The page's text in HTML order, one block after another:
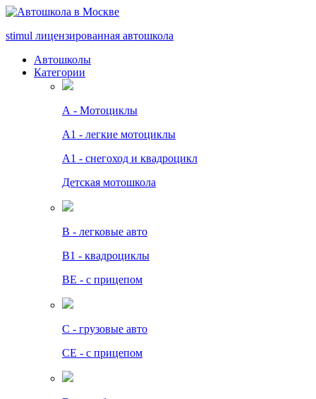
stimul лицензированная автошкола
Автошколы
Категории
А - Мотоциклы
A1 - легкие мотоциклы
A1 - снегоход и квадроцикл
Детская мотошкола
B - легковые авто
В1 - квадроциклы
BE - с прицепом
C - грузовые авто
СЕ - с прицепом